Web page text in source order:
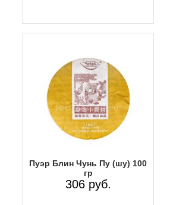
Пуэр Блин Чунь Пу (шу) 100
гр
306 руб.